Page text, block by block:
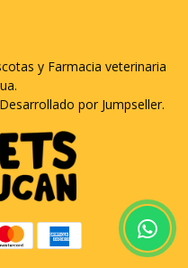
y Farmacia veterinaria
Desarrollado por Jumpseller.